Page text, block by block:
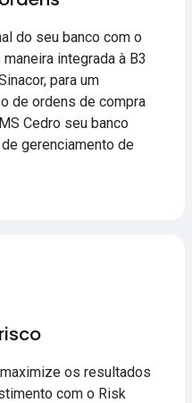
do seu banco com o
integrada à B3
para um
de ordens de compra
Cedro seu banco
gerenciamento de
os resultados
com o Risk